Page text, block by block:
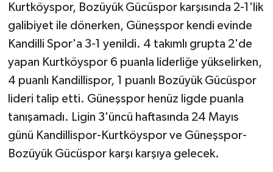
Kurtköyspor, Bozüyük Gücüspor karşısında 2-1'lik
galibiyet ile dönerken, Güneşspor kendi evinde
Kandilli Spor'a 3-1 yenildi. 4 takımlı grupta 2'de
yapan Kurtköyspor 6 puanla liderliğe yükselirken,
4 puanlı Kandillispor, 1 puanlı Bozüyük Gücüspor
lideri talip etti. Güneşspor henüz ligde puanla
tanışamadı. Ligin 3'üncü haftasında 24 Mayıs
günü Kandillispor-Kurtköyspor ve Güneşspor-
Bozüyük Gücüspor karşı karşıya gelecek.
İş Dünyası
Jandarma
Kadın
KÜLTÜR SANAT
MAGAZİN